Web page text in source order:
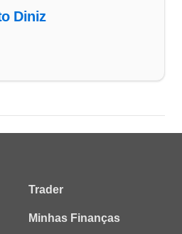
Diniz
Trader
Minhas Finanças